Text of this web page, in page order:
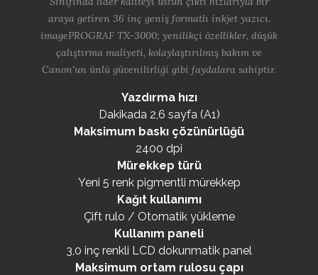
araya getiren 36 inç geniş formatlı inkjet yazıcı.
imagePROGRAF TX-3000; yenilikçi özellikler, düşük
çalıştırma maliyeti, kolaylaştırılmış bakım ve
Canon'un ünlü güvenilirliği gibi faydalara sahiptir.
Yazdırma hızı
Dakikada 2,6 sayfa (A1)
Maksimum baskı çözünürlüğü
2400 dpi
Mürekkep türü
Yeni 5 renk pigmentli mürekkep
Kağıt kullanımı
Çift rulo / Otomatik yükleme
Kullanım paneli
3,0 inç renkli LCD dokunmatik panel
Maksimum ortam rulosu çapı